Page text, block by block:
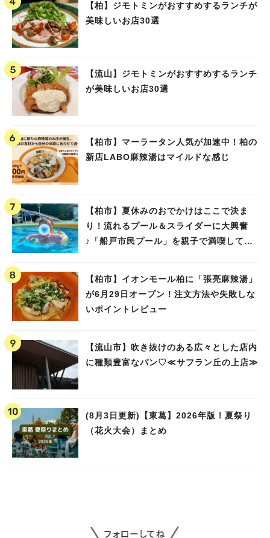
【柏】ジモトミンがおすすめするランチが
美味しいお店30選
【流山】ジモトミンがおすすめするランチ
が美味しいお店30選
【柏市】マーラータン人気が加速中！柏の
新店LABO麻辣湯はマイルドな感じ
【柏市】夏休みのおでかけはここで決ま
り！流れるプール＆スライダーに大興奮
♪「船戸市民プール」を親子で満喫してき
【柏市】イオンモール柏に「張亮麻辣湯」
が6月29日オープン！注文方法や失敗しな
いポイントレビュー
【流山市】吹き抜けのある広々とした店内
に種類豊富なパン♡≪サフラン丘の上店≫
(8月3日更新)【東葛】2026年版！夏祭り
（花火大会）まとめ